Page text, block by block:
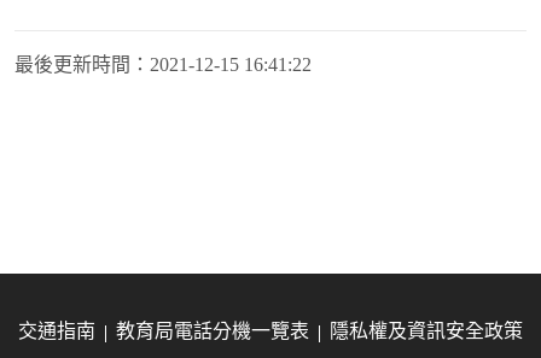
最後更新時間： 2021-12-15 16:41:22
交通指南 教育局電話分機一覽表
隱私權及資訊安全政策